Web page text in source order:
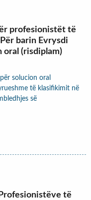
profesionistët të
barin Evrysdi
oral (risdiplam)
solucion oral
të klasifikimit në
së
të